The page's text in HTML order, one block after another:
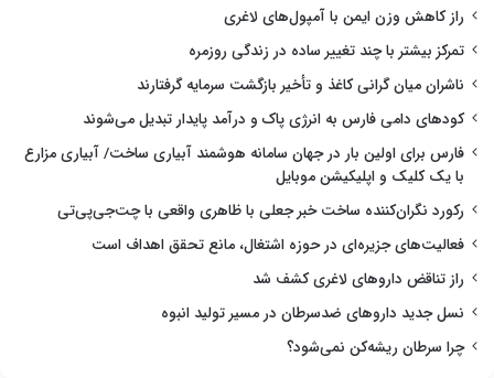
راز کاهش وزن ایمن با آمپول‌های لاغری
تمرکز بیشتر با چند تغییر ساده در زندگی روزمره
ناشران میان گرانی کاغذ و تأخیر بازگشت سرمایه گرفتارند
کودهای دامی فارس به انرژی پاک و درآمد پایدار تبدیل می‌شوند
فارس برای اولین بار در جهان سامانه هوشمند آبیاری ساخت/ آبیاری مزارع
با یک کلیک و اپلیکیشن موبایل
رکورد نگران‌کننده ساخت خبر جعلی با ظاهری واقعی با چت‌جی‌پی‌تی
فعالیت‌های جزیره‌ای در حوزه اشتغال، مانع تحقق اهداف است
راز تناقض داروهای لاغری کشف شد
نسل جدید داروهای ضدسرطان در مسیر تولید انبوه
چرا سرطان ریشه‌کن نمی‌شود؟